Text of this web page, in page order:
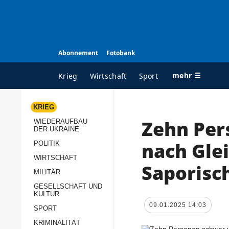
Abonnement Fotobank
Krieg Wirtschaft Sport mehr ☰
ALLE RUBRIKEN
Wiederaufbau der
Politik
Militär
KRIEG
WIEDERAUFBAU
DER UKRAINE
POLITIK
WIRTSCHAFT
MILITÄR
GESELLSCHAFT UND
KULTUR
SPORT
KRIMINALITÄT
Zehn
nach
09.01.2025 14:03